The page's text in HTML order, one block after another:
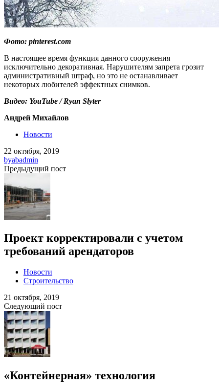
Фото: pinterest.com
В настоящее время функция данного сооружения
исключительно декоративная. Нарушителям запрета грозит
административный штраф, но это не останавливает
некоторых любителей эффектных снимков.
Видео: YouTube / Ryan Slyter
Андрей Михайлов
Новости
22 октября, 2019
byabadmin
Предыдущий пост
Проект корректировали с учетом
требований арендаторов
Новости
Строительство
21 октября, 2019
Следующий пост
«Контейнерная» технология